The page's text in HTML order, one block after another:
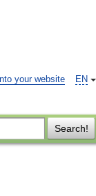
EN
your website
Search!